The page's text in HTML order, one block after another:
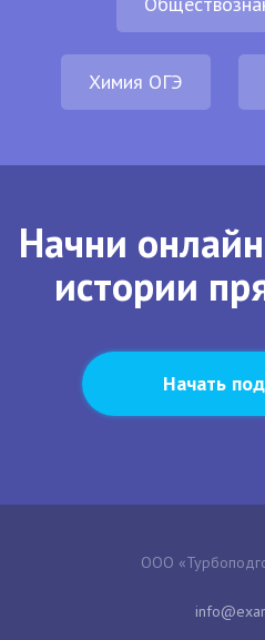
Химия ОГЭ
Начни
истории
Начать
ООО